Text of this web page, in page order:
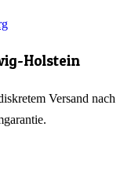
Holstein
Versand nach